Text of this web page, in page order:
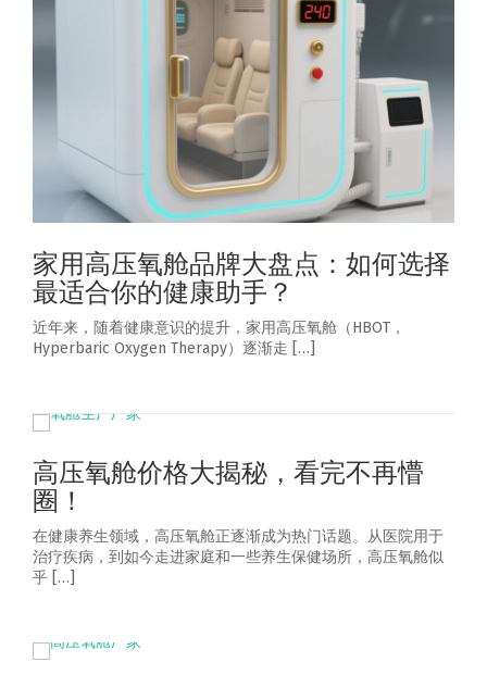
家用高压氧舱品牌大盘点：如何选择
最适合你的健康助手？
近年来，随着健康意识的提升，家用高压氧舱（HBOT，
Hyperbaric Oxygen Therapy）逐渐走 […]
高压氧舱价格大揭秘，看完不再懵
圈！
在健康养生领域，高压氧舱正逐渐成为热门话题。从医院用于
治疗疾病，到如今走进家庭和一些养生保健场所，高压氧舱似
乎 […]